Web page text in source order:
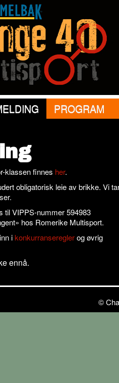
PROGRAM
klassen finnes her.
obligatorisk leie av brikke. Vi
til VIPPS-nummer 594983
hos Romerike Multisport.
ikonkurransereglerog øvrig
ennå.
©